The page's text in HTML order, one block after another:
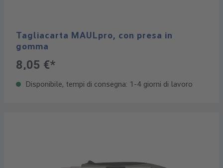
Tagliacarta MAULpro, con presa in
gomma
8,05 €*
Disponibile, tempi di consegna: 1-4 giorni di lavoro